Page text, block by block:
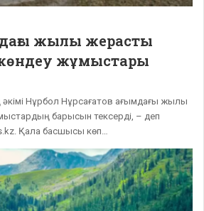
жылы жерасты
жұмыстары
Нұрбол Нұрсағатов ағымдағы жылы
барысын тексерді, – деп
Қала басшысы көп…